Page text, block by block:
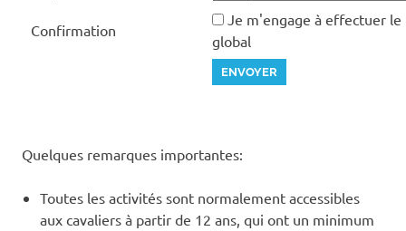
Confirmation
Je m'engage à effectuer le
global
ENVOYER
Quelques remarques importantes:
Toutes les activités sont normalement accessibles
aux cavaliers à partir de 12 ans, qui ont un minimum